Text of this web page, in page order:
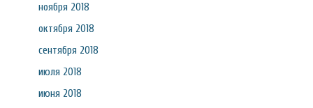
ноября 2018
октября 2018
сентября 2018
июля 2018
июня 2018